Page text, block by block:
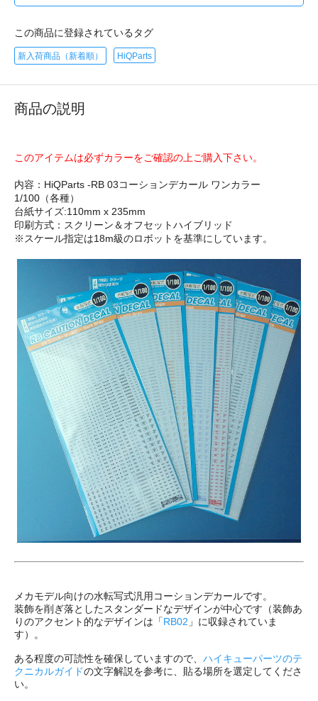
この商品に登録されているタグ
新入荷商品（新着順） HiQParts
商品の説明
このアイテムは必ずカラーをご確認の上ご購入下さい。
内容：HiQParts -RB 03コーションデカール ワンカラー
1/100（各種）
台紙サイズ:110mm x 235mm
印刷方式：スクリーン＆オフセットハイブリッド
※スケール指定は18m級のロボットを基準にしています。
メカモデル向けの水転写式汎用コーションデカールです。
装飾を削ぎ落としたスタンダードなデザインが中心です（装飾あ
りのアクセント的なデザインは「RB02 」に収録されていま
す）。
ある程度の可読性を確保していますので、 ハイキューパーツのテ
クニカルガイドの文字解説を参考に、貼る場所を選定してくださ
い。